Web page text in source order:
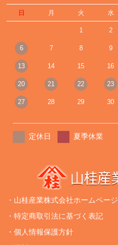
日 月 火 水
1 2
6 7 8 9
13 14 15 16
20 21 22 23
27 28 29 30
定休日 夏季休業
・山桂産業株式会社ホームページ
・特定商取引法に基づく表記
・個人情報保護方針